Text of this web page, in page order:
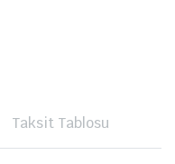
Taksit Tablosu